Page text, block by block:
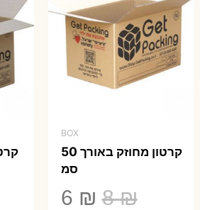
BOX
קרטון מחוזק באורך 50
סמ
8₪
המחיר
6 ₪